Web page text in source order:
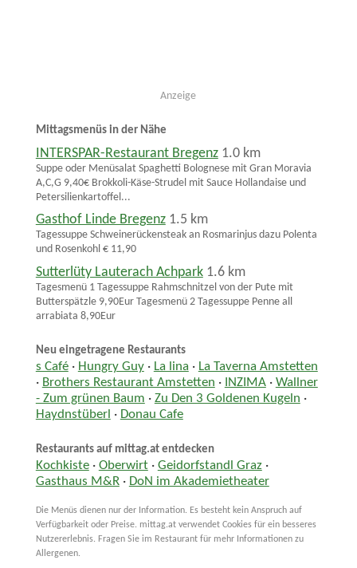
Anzeige
Mittagsmenüs in der Nähe
INTERSPAR-Restaurant Bregenz 1.0 km
Suppe oder Menüsalat Spaghetti Bolognese mit Gran Moravia
A,C,G 9,40€ Brokkoli-Käse-Strudel mit Sauce Hollandaise und
Petersilienkartoffel...
Gasthof Linde Bregenz 1.5 km
Tagessuppe Schweinerückensteak an Rosmarinjus dazu Polenta
und Rosenkohl € 11,90
Sutterlüty Lauterach Achpark 1.6 km
Tagesmenü 1 Tagessuppe Rahmschnitzel von der Pute mit
Butterspätzle 9,90Eur Tagesmenü 2 Tagessuppe Penne all
arrabiata 8,90Eur
Neu eingetragene Restaurants
s Café· Hungry Guy· La lina · La Taverna Amstetten
· Brothers Restaurant Amstetten · INZIMA· Wallner
- Zum grünen Baum · Zu Den 3 Goldenen Kugeln ·
Haydnstüberl · Donau Cafe
Restaurants auf mittag.at entdecken
Kochkiste· Oberwirt· Geidorfstandl Graz·
Gasthaus M&R· DoN im Akademietheater
Die Menüs dienen nur der Information. Es besteht kein Anspruch auf
Verfügbarkeit oder Preise. mittag.at verwendet Cookies für ein besseres
Nutzererlebnis. Fragen Sie im Restaurant für mehr Informationen zu
Allergenen.